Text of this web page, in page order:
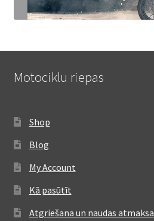
Motociklu riepas
Shop
Blog
My Account
Kā pasūtīt
Atgriešana un naudas atmaksa